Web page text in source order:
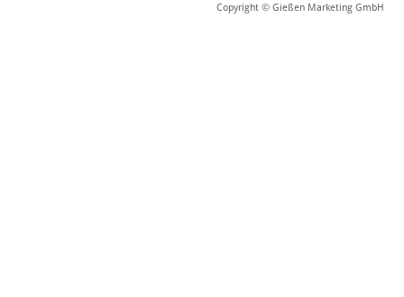
Copyright © Gießen Marketing GmbH